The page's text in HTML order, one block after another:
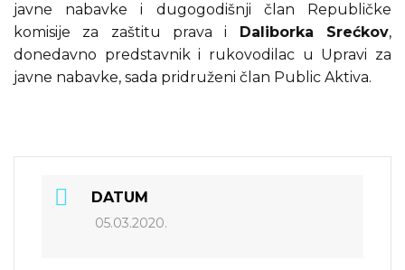
javne nabavke i dugogodišnji član Republičke
komisije za zaštitu prava i Daliborka Srećkov,
donedavno predstavnik i rukovodilac u Upravi za
javne nabavke, sada pridruženi član Public Aktiva.
DATUM
05.03.2020.